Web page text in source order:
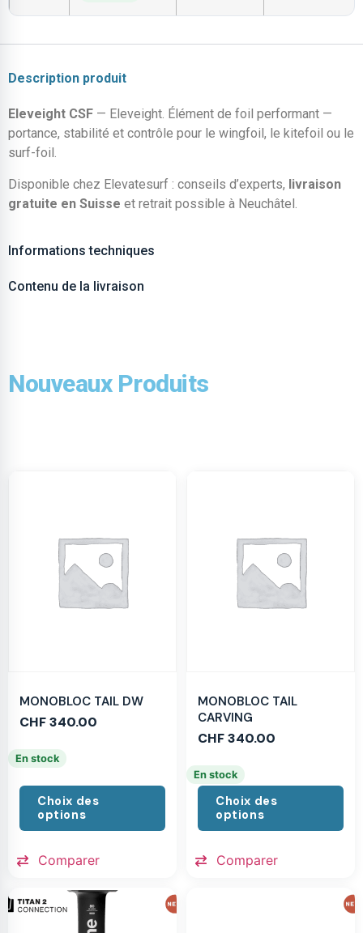
Description produit
Eleveight CSF — Eleveight. Élément de foil performant —
portance, stabilité et contrôle pour le wingfoil, le kitefoil ou le
surf-foil.
Disponible chez Elevatesurf : conseils d’experts, livraison
gratuite en Suisse et retrait possible à Neuchâtel.
Informations techniques
Contenu de la livraison
Nouveaux Produits
MONOBLOC TAIL DW
CHF340.00
En stock
Choix des
options
Comparer
MONOBLOC TAIL
CARVING
CHF340.00
En stock
Choix des
options
Comparer